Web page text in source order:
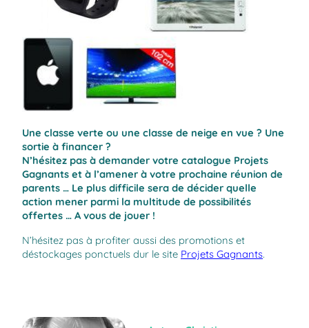
Une classe verte ou une classe de neige en vue ? Une
sortie à financer ?
N’hésitez pas à demander votre catalogue Projets
Gagnants et à l’amener à votre prochaine réunion de
parents … Le plus difficile sera de décider quelle
action mener parmi la multitude de possibilités
offertes … A vous de jouer !
N’hésitez pas à profiter aussi des promotions et
déstockages ponctuels dur le site Projets Gagnants.